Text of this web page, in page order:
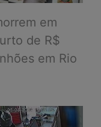
em
de R$
em Rio